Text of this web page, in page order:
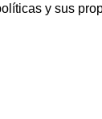
y sus